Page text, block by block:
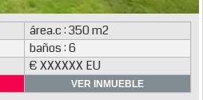
área.c : 350 m2
baños : 6
€ XXXXXX EU
VER INMUEBLE